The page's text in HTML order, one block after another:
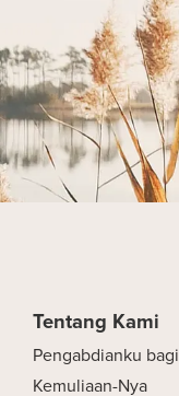
Tentang Kami
Pengabdianku bagi
Kemuliaan-Nya